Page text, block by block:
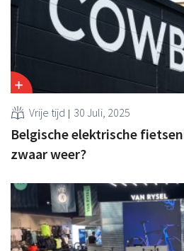
Vrije tijd 30 Juli, 2025
Belgische elektrische
zwaar weer?